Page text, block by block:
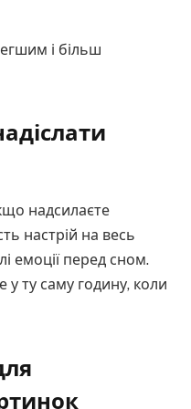
і більш
надсилаєте
настрій на весь
емоції перед сном.
ту саму годину, коли